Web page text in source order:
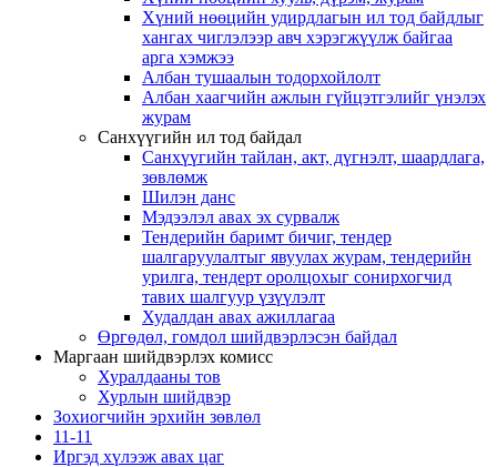
Хүний нөөцийн удирдлагын ил тод байдлыг
хангах чиглэлээр авч хэрэгжүүлж байгаа
арга хэмжээ
Албан тушаалын тодорхойлолт
Албан хаагчийн ажлын гүйцэтгэлийг үнэлэх
журам
Санхүүгийн ил тод байдал
Санхүүгийн тайлан, акт, дүгнэлт, шаардлага,
зөвлөмж
Шилэн данс
Мэдээлэл авах эх сурвалж
Тендерийн баримт бичиг, тендер
шалгаруулалтыг явуулах журам, тендерийн
урилга, тендерт оролцохыг сонирхогчид
тавих шалгуур үзүүлэлт
Худалдан авах ажиллагаа
Өргөдөл, гомдол шийдвэрлэсэн байдал
Маргаан шийдвэрлэх комисс
Хуралдааны тов
Хурлын шийдвэр
Зохиогчийн эрхийн зөвлөл
11-11
Иргэд хүлээж авах цаг